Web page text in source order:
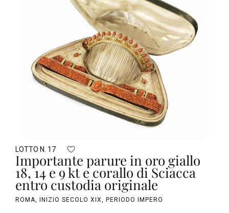
LOTTO N. 17
Importante parure in oro giallo
18, 14 e 9 kt e corallo di Sciacca
entro custodia originale
ROMA, INIZIO SECOLO XIX, PERIODO IMPERO